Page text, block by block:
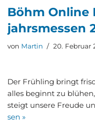
Böhm Online
jahrs­mes­sen
von Martin 20. Februar
Der Früh­ling bringt
alles beginnt zu
steigt unse­re Freu­de
sen »